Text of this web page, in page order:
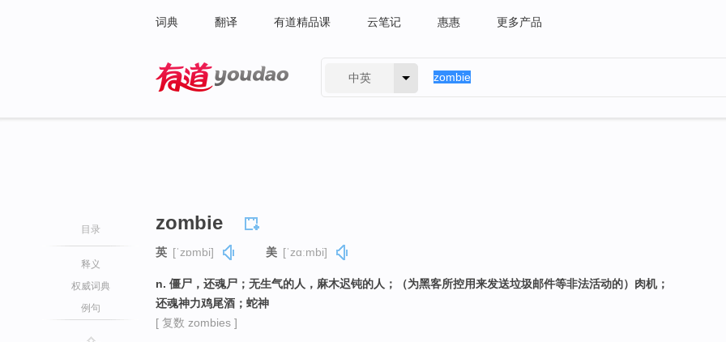
词典 翻译 有道精品课 云笔记 惠惠 更多产品
中英
目录
释义
权威词典
例句
zombie
英 [ˈzɒmbi] 美 [ˈzɑːmbi]
n. 僵尸，还魂尸；无生气的人，麻木迟钝的人；（为黑客所控用来发送垃圾邮件等非法活动的）肉机；
还魂神力鸡尾酒；蛇神
[ 复数 zombies ]